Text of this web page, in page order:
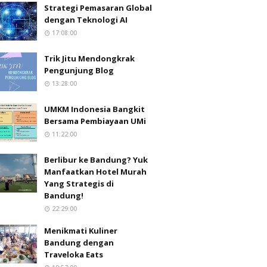
Strategi Pemasaran Global
dengan Teknologi AI
17:08:00
Trik Jitu Mendongkrak
Pengunjung Blog
13:28:00
UMKM Indonesia Bangkit
Bersama Pembiayaan UMi
11:22:00
Berlibur ke Bandung? Yuk
Manfaatkan Hotel Murah
Yang Strategis di
Bandung!
22:29:00
Menikmati Kuliner
Bandung dengan
Traveloka Eats